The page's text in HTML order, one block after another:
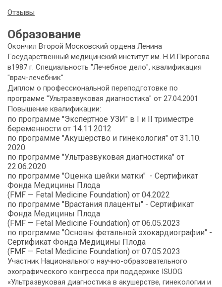
Отзывы
Образование
Окончил Второй Московский ордена Ленина
Государственный медицинский институт им. Н.И.Пирогова
в1987 г. Специальность "Лечебное дело", квалификация
"врач-лечебник"
Диплом о профессиональной переподготовке по
программе "Ультразвуковая диагностика" от 27.04.2001
Повышение квалификации:
по программе "Экспертное УЗИ" в I и II триместре
беременности от 14.11.2012
по программе "Акушерство и гинекология" от 31.10.
2020
по программе "Ультразвуковая диагностика" от
22.06.2020
по программе "Оценка шейки матки" - Сертификат
Фонда Медицины Плода
(FMF — Fetal Medicine Foundation) от 04.2022
по программе "Врастания плаценты" - Сертификат
Фонда Медицины Плода
(FMF — Fetal Medicine Foundation) от 06.05.2023
по программе "Основы фетальной эхокардиографии" -
Сертификат Фонда Медицины Плода
(FMF — Fetal Medicine Foundation) от 07.05.2023
Участник Национального научно-образовательного
эхографического конгресса при поддержке ISUOG
«Ультразвуковая диагностика в акушерстве, гинекологии и